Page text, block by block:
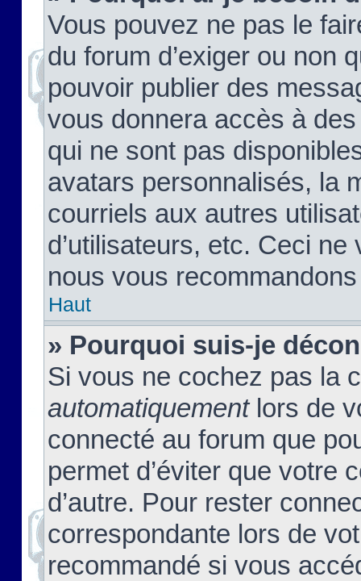
Vous pouvez ne pas le
du forum d’exiger ou non
pouvoir publier des
vous donnera accès à
qui ne sont pas
avatars personnalisés, la
courriels aux autres
d’utilisateurs, etc. Ceci
nous vous
Haut
» Pourquoi suis-je
Si vous ne cochez pas la
automatiquementlors de
connecté au forum que
permet d’éviter que votre
d’autre. Pour rester
correspondante lors de
recommandé si vous